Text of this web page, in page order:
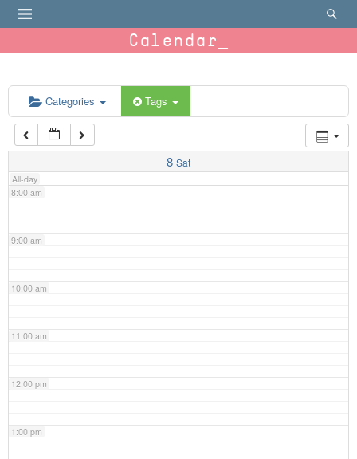
Calendar
Categories Tags
8 Sat
All-day
6:00 am
7:00 am
8:00 am
9:00 am
10:00 am
11:00 am
12:00 pm
1:00 pm